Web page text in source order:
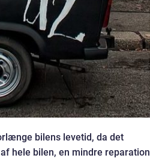
bilens levetid, da det
hele bilen, en mindre reparation